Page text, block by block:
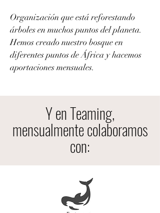
Organización que está reforestando
árboles en muchos puntos del planeta.
Hemos creado nuestro bosque en
diferentes puntos de África y hacemos
aportaciones mensuales.
Y en Teaming,
mensualmente colaboramos
con: